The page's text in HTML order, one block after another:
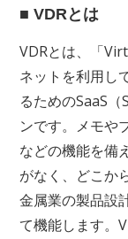
■ VDRとは
VDRとは、「
ネットを利用し
るためのSaaS
ンです。メモや
などの機能を備
がなく、どこか
金属業の製品設
て機能します。